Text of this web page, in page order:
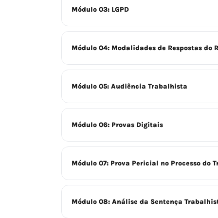
Módulo 03: LGPD
Módulo 04: Modalidades de Respostas do
Módulo 05: Audiência Trabalhista
Módulo 06: Provas Digitais
Módulo 07: Prova Pericial no Processo do
Módulo 08: Análise da Sentença